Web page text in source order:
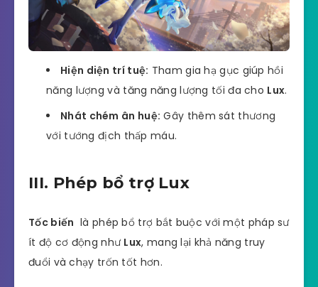
Hiện diện trí tuệ: Tham gia hạ gục giúp hồi
năng lượng và tăng năng lượng tối đa cho Lux.
Nhát chém ân huệ: Gây thêm sát thương
với tướng địch thấp máu.
III. Phép bổ trợ Lux
Tốc biến là phép bổ trợ bắt buộc với một pháp sư
ít độ cơ động như Lux, mang lại khả năng truy
đuổi và chạy trốn tốt hơn.